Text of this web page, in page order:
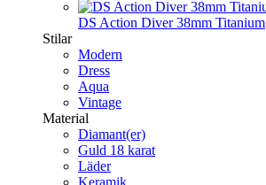
DS Action Diver 38mm Titanium
Stilar
Modern
Dress
Aqua
Vintage
Material
Diamant(er)
Guld 18 karat
Läder